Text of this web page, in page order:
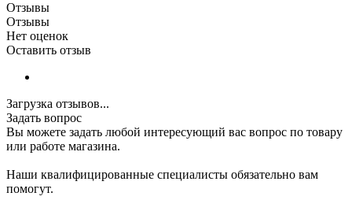
Отзывы
Отзывы
Нет оценок
Оставить отзыв
Загрузка отзывов...
Задать вопрос
Вы можете задать любой интересующий вас вопрос по товару
или работе магазина.
Наши квалифицированные специалисты обязательно вам
помогут.